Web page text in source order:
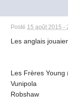
Posté 15 août 2015 -
Les anglais
Les Frères Young
Vunipola
Robshaw